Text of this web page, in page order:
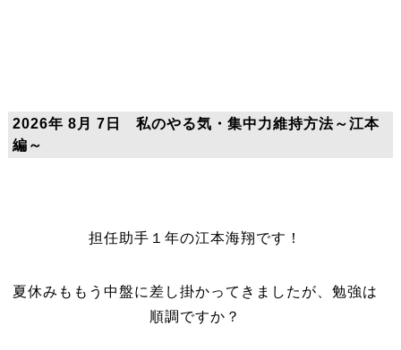
2026年 8月 7日 私のやる気・集中力維持方法～江本
編～
担任助手１年の江本海翔です！
夏休みももう中盤に差し掛かってきましたが、勉強は
順調ですか？